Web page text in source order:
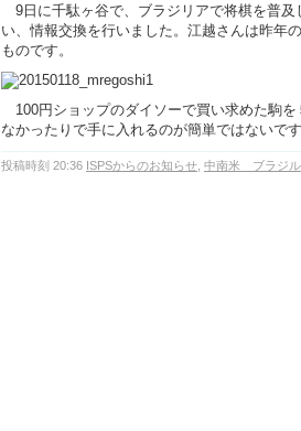
9日に千駄ヶ谷で、ブラジリアで将棋を普及
い、情報交換を行いました。江越さんは昨年
ものです。
100円ショップのダイソーで買い求めた駒
なかったりで手に入れるのが簡単ではないで
投稿時刻 20:36 ISPSからのお知らせ 中南米 ブラジル